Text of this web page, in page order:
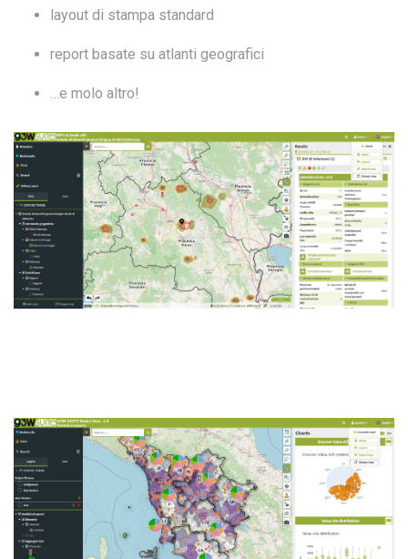
layout di stampa standard
report basate su atlanti geografici
…e molo altro!